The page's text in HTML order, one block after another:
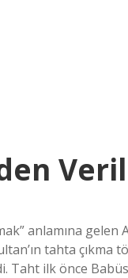
anlamına
tahta çıkma
Taht ilk önce